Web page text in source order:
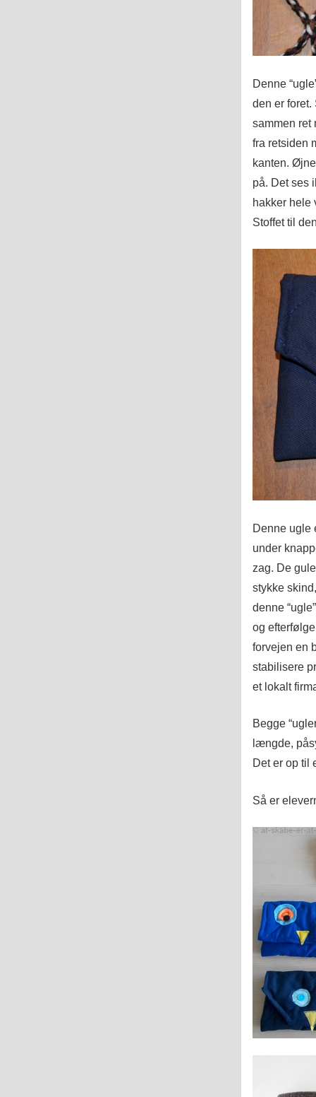
Denne
den er foret.
sammen ret
fra retsiden
kanten.
på. Det ses
hakker hele
Stoffet til
Denne ugle
under
zag. De
stykke
denne
og
forvejen en
stabilisere
et lokalt
Begge
længde,
Det er op til
Så er